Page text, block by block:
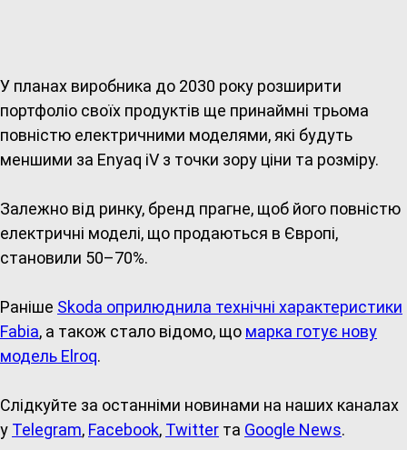
У планах виробника до 2030 року розширити
портфоліо своїх продуктів ще принаймні трьома
повністю електричними моделями, які будуть
меншими за Enyaq iV з точки зору ціни та розміру.
Залежно від ринку, бренд прагне, щоб його повністю
електричні моделі, що продаються в Європі,
становили 50–70%.
Раніше Skoda оприлюднила технічні характеристики
Fabia, а також стало відомо, що марка готує нову
модель Elroq.
Слідкуйте за останніми новинами на наших каналах
у Telegram, Facebook, Twitter та Google News.